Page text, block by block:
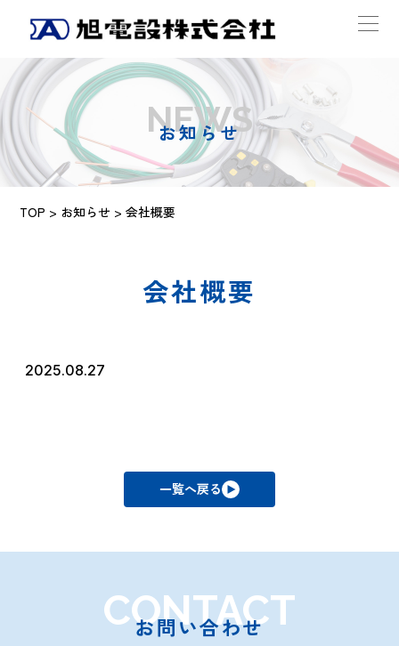
NEWS
お知らせ
TOP > お知らせ > 会社概要
会社概要
2025.08.27
一覧へ戻る
CONTACT
お問い合わせ